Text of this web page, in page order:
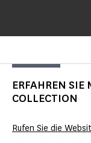
ERFAHREN SIE
COLLECTION
Rufen Sie die